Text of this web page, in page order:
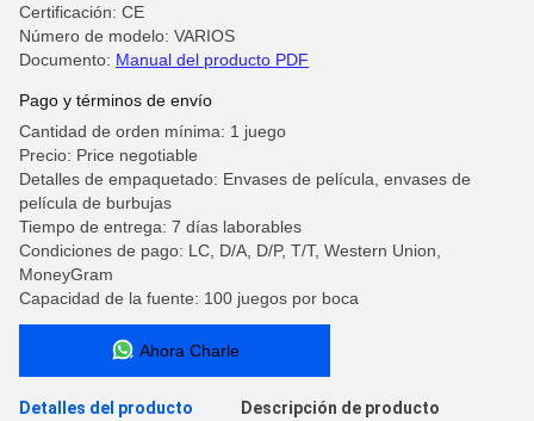
Certificación: CE
Número de modelo: VARIOS
Documento: Manual del producto PDF
Pago y términos de envío
Cantidad de orden mínima: 1 juego
Precio: Price negotiable
Detalles de empaquetado: Envases de película, envases de
película de burbujas
Tiempo de entrega: 7 días laborables
Condiciones de pago: LC, D/A, D/P, T/T, Western Union,
MoneyGram
Capacidad de la fuente: 100 juegos por boca
Ahora Charle
Detalles del producto Descripción de producto